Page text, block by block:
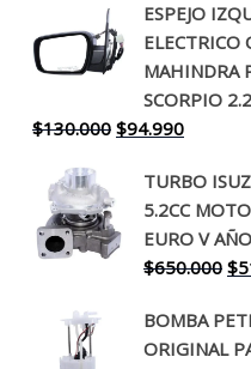
ESPEJO
ELECTRICO
MAHINDRA
SCORPIO
$130.000 El
original
era:
$130.000.
$94.990El
actual
es:
TURBO
5.2CC
EURO V
$650.000 El
$
BOMBA
ORIGINAL